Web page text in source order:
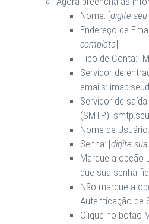
Nome: [digite
Endereço de
completo]
Tipo de Conta:
Servidor de
emails:
Servidor de
(SMTP):
Nome de
Senha: [digite
Marque a opção
que sua senha
Não marque a
Autenticação de
Clique no botão